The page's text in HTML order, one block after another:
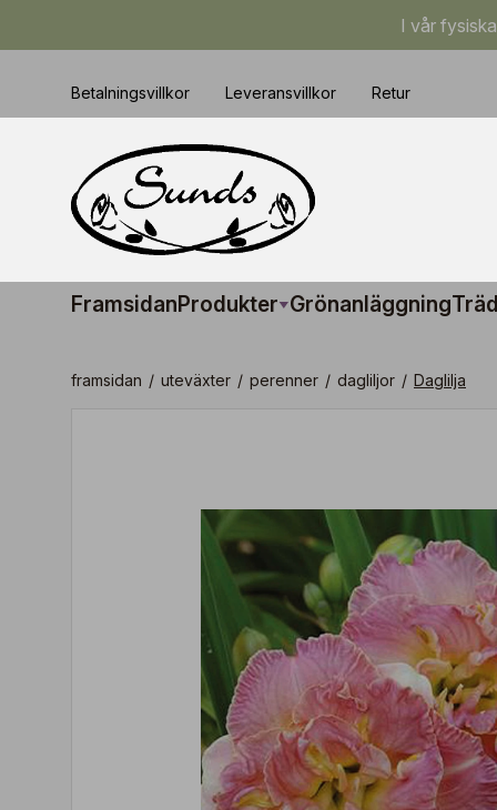
I vår
Betalningsvillkor Leveransvillkor Retur
FramsidanProdukter Grönanläggning
framsidan / uteväxter / perenner / dagliljor / Daglilja